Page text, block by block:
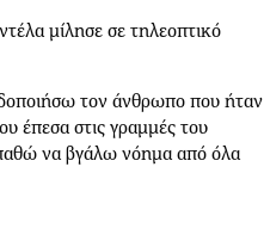
μίλησε σε τηλεοπτικό
τον άνθρωπο που ήταν
έπεσα στις γραμμές του
να βγάλω νόημα από όλα